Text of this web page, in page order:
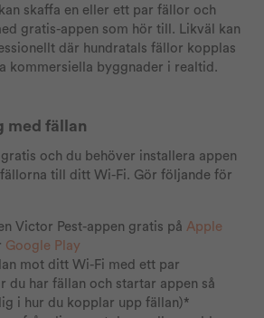
skaffa en eller ett par fällor och
gratis-appen som hör till. Likväl kan
där hundratals fällor kopplas
kommersiella byggnader i realtid.
med fällan
och du behöver installera appen
till ditt Wi-Fi. Gör följande för
Victor Pest-appen gratis på Apple
Google Play
mot ditt Wi-Fi med ett par
du har fällan och startar appen så
i hur du kopplar upp fällan)*